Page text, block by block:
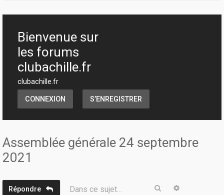
h
Bienvenue sur
les forums
clubachille.fr
clubachille.fr
CONNEXION S’ENREGISTRER
Assemblée générale 24 septembre
2021
Répondre Dans ce sujet… Rechercher